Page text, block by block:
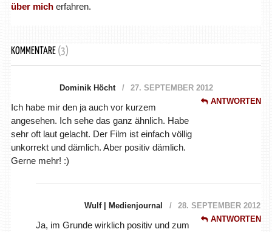
über micherfahren.
KOMMENTARE (3)
Dominik Höcht
27. SEPTEMBER 2012
ANTWORTEN
Ich habe mir den ja auch vor kurzem
angesehen. Ich sehe das ganz ähnlich. Habe
sehr oft laut gelacht. Der Film ist einfach völlig
unkorrekt und dämlich. Aber positiv dämlich.
Gerne mehr! :)
Wulf | Medienjournal
28. SEPTEMBER 2012
ANTWORTEN
Ja, im Grunde wirklich positiv und zum